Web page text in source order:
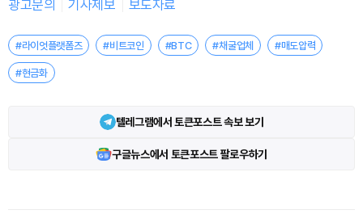
광고문의 기사제보 보도자료
#라이엇플랫폼즈 #비트코인 #BTC #채굴업체 #매도압력
#현금화
텔레그램에서 토큰포스트 속보 보기
구글뉴스에서 토큰포스트 팔로우하기